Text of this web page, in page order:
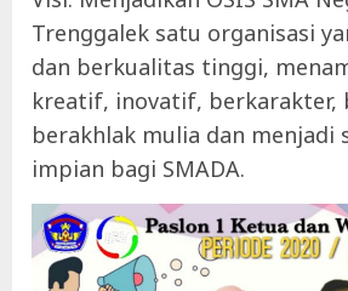
Trenggalek satu organisasi
dan berkualitas tinggi,
kreatif, inovatif, berkarakter,
berakhlak mulia dan menjadi
impian bagi SMADA.